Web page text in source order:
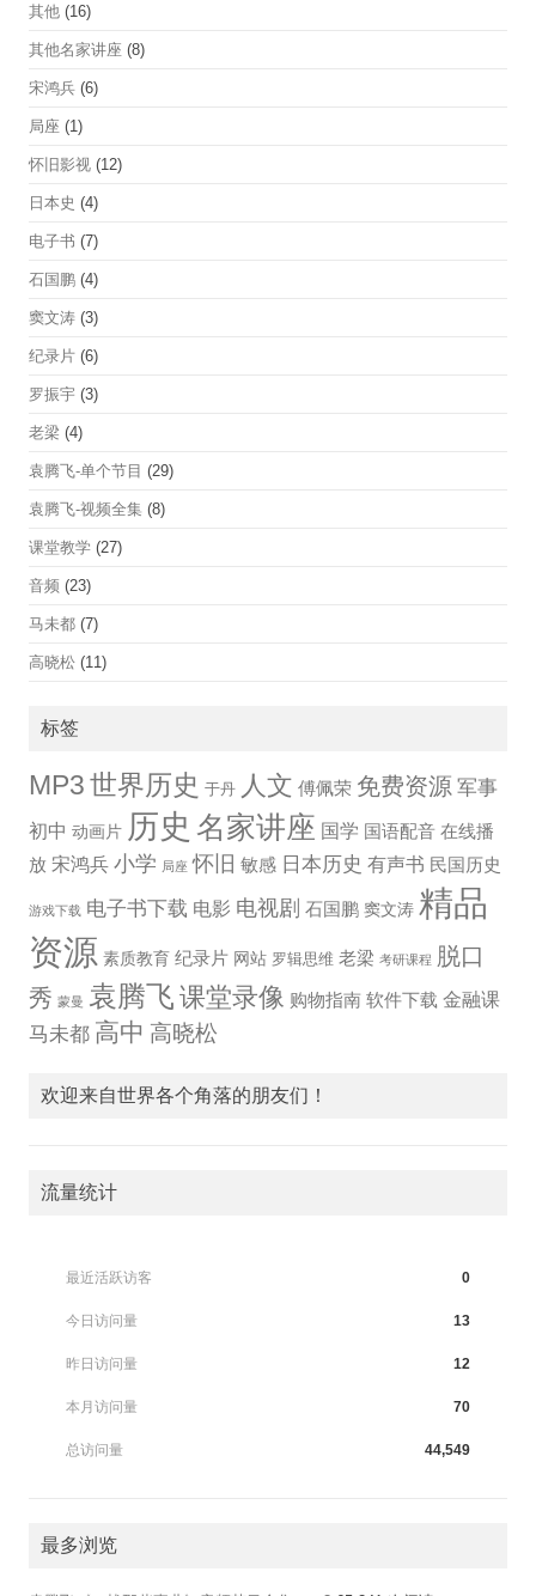
其他 (16)
其他名家讲座 (8)
宋鸿兵 (6)
局座 (1)
怀旧影视 (12)
日本史 (4)
电子书 (7)
石国鹏 (4)
窦文涛 (3)
纪录片 (6)
罗振宇 (3)
老梁 (4)
袁腾飞-单个节目 (29)
袁腾飞-视频全集 (8)
课堂教学 (27)
音频 (23)
马未都 (7)
高晓松 (11)
标签
MP3 世界历史 于丹 人文 傅佩荣 免费资源 军事
初中 动画片 历史 名家讲座 国学 国语配音 在线播
放 宋鸿兵 小学 局座 怀旧 敏感 日本历史 有声书 民国历史
游戏下载 电子书下载 电影 电视剧 石国鹏 窦文涛 精品
资源 素质教育 纪录片 网站 罗辑思维 老梁 考研课程
脱口
秀 蒙曼 袁腾飞 课堂录像 购物指南 软件下载 金融课
马未都 高中 高晓松
欢迎来自世界各个角落的朋友们！
流量统计
0
最近活跃访客
13
今日访问量
12
昨日访问量
70
本月访问量
44,549
总访问量
最多浏览